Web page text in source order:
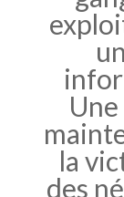
la
des